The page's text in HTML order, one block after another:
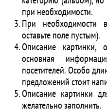
при необходимости.
При необходимости
оставьте поле пустым).
Описание картинки,
основная
посетителей. Особо
предложений стоит
Описание картинки
желательно заполнить.